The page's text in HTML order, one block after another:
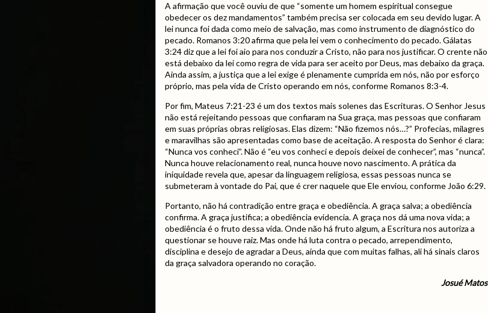
A afirmação que você ouviu de que “somente um homem espiritual consegue
obedecer os dez mandamentos” também precisa ser colocada em seu devido lugar. A
lei nunca foi dada como meio de salvação, mas como instrumento de diagnóstico do
pecado. Romanos 3:20 afirma que pela lei vem o conhecimento do pecado. Gálatas
3:24 diz que a lei foi aio para nos conduzir a Cristo, não para nos justificar. O crente não
está debaixo da lei como regra de vida para ser aceito por Deus, mas debaixo da graça.
Ainda assim, a justiça que a lei exige é plenamente cumprida em nós, não por esforço
próprio, mas pela vida de Cristo operando em nós, conforme Romanos 8:3-4.
Por fim, Mateus 7:21-23 é um dos textos mais solenes das Escrituras. O Senhor Jesus
não está rejeitando pessoas que confiaram na Sua graça, mas pessoas que confiaram
em suas próprias obras religiosas. Elas dizem: “Não fizemos nós…?” Profecias, milagres
e maravilhas são apresentadas como base de aceitação. A resposta do Senhor é clara:
“Nunca vos conheci”. Não é “eu vos conheci e depois deixei de conhecer”, mas “nunca”.
Nunca houve relacionamento real, nunca houve novo nascimento. A prática da
iniquidade revela que, apesar da linguagem religiosa, essas pessoas nunca se
submeteram à vontade do Pai, que é crer naquele que Ele enviou, conforme João 6:29.
Portanto, não há contradição entre graça e obediência. A graça salva; a obediência
confirma. A graça justifica; a obediência evidencia. A graça nos dá uma nova vida; a
obediência é o fruto dessa vida. Onde não há fruto algum, a Escritura nos autoriza a
questionar se houve raiz. Mas onde há luta contra o pecado, arrependimento,
disciplina e desejo de agradar a Deus, ainda que com muitas falhas, ali há sinais claros
da graça salvadora operando no coração.
Josué Matos